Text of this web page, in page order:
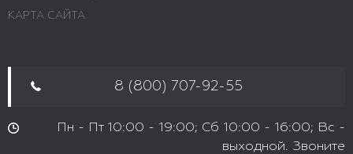
КАРТА САЙТА
8 (800) 707-92-55
Пн - Пт 10:00 - 19:00; Сб 10:00 - 16:00; Вс -
выходной. Звоните